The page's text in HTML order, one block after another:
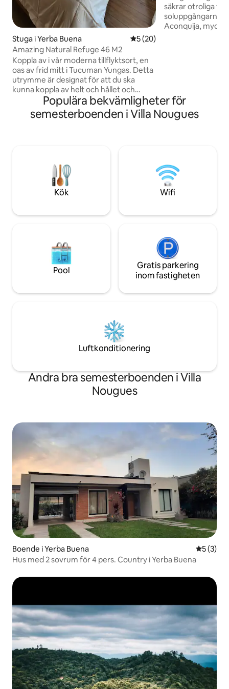
Stuga i Yerba Buena 5 av 5 i genomsnittligt
5 (20)
Amazing Natural Refuge 46 M2
Koppla av i vår moderna tillflyktsort, en
oas av frid mitt i Tucuman Yungas. Detta
utrymme är designat för att du ska
kunna koppla av helt och hållet och
erbjuder alla bekvämligheter du behöver
för en perfekt vila. Om du är ute efter
äventyr är vi bara några steg från de
Vi ser fram emot att ha dig för en
oförglömlig semester, som kombinerar
natur och komfort.
säkrar otroliga
soluppgångarna.
Aconquija,
framför allt
och konstgjord
avgörande roll på
Populära bekvämligheter för
semesterboenden i Villa Nougues
Kök Wifi
Pool
Gratis parkering
inom fastigheten
Luftkonditionering
Andra bra semesterboenden i Villa
Nougues
Boende i Yerba Buena 5 av 5 i
5 (3)
Hus med 2 sovrum för 4 pers. Country i Yerba Buena